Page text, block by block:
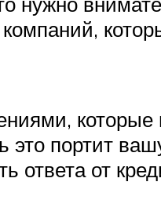
это портит
ответа от